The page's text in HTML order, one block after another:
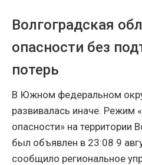
Волгоградская
опасности без
потерь
В Южном федеральном
развивалась иначе. Режим
опасности» на территории
был объявлен в 23:08 9
сообщило региональное